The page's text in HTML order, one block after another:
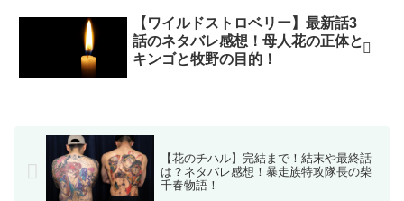
【ワイルドストロベリー】最新話3
話のネタバレ感想！母人花の正体と
キンゴと牧野の目的！
【花のチハル】完結まで！結末や最終話
は？ネタバレ感想！暴走族特攻隊長の柴
千春物語！